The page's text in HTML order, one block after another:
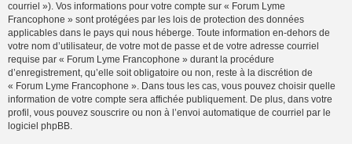
courriel »). Vos informations pour votre compte sur « Forum Lyme
Francophone » sont protégées par les lois de protection des données
applicables dans le pays qui nous héberge. Toute information en-dehors de
votre nom d’utilisateur, de votre mot de passe et de votre adresse courriel
requise par « Forum Lyme Francophone » durant la procédure
d’enregistrement, qu’elle soit obligatoire ou non, reste à la discrétion de
« Forum Lyme Francophone ». Dans tous les cas, vous pouvez choisir quelle
information de votre compte sera affichée publiquement. De plus, dans votre
profil, vous pouvez souscrire ou non à l’envoi automatique de courriel par le
logiciel phpBB.